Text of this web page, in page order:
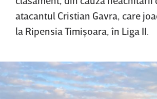
atacantul Cristian Gavra, care
la Ripensia Timişoara, în Liga II.